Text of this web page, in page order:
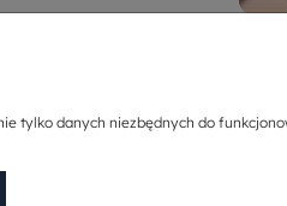
4.5
zł
tylko danych niezbędnych do